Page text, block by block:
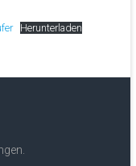
Herunterladen